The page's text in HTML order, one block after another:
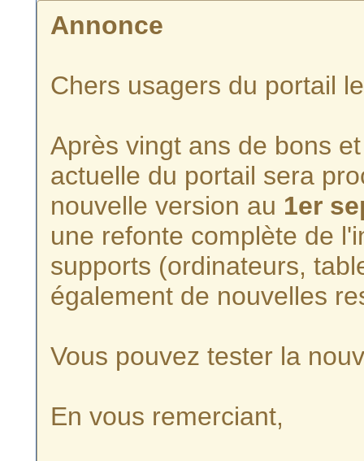
Annonce
Chers usagers du portail
Après vingt ans de bons
actuelle du portail sera
nouvelle version au 1er
une refonte complète de
supports (ordinateurs,
également de nouvelles
Vous pouvez tester la
En vous remerciant,